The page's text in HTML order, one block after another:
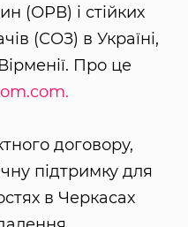
(ОРВ) і стійких
(СОЗ) в Україні,
Про це
договору,
підтримку для
в Черкасах